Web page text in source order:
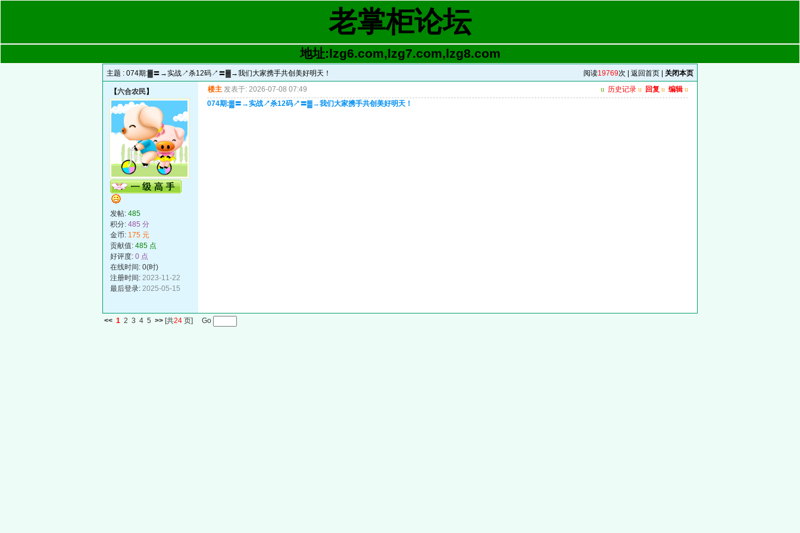
老掌柜论坛
地址:lzg6.com,lzg7.com,lzg8.com
主题 : 074期:▓〓→实战↗杀12码↗〓▓→我们大家携手共创美好明天！ 阅读19769次 | 返回首页 关闭本页
【六合农民】
发帖: 485
积分: 485 分
金币: 175 元
贡献值: 485 点
好评度: 0 点
在线时间: 0(时)
注册时间: 2023-11-22
最后登录: 2025-05-15
楼主 发表于: 2026-07-08 07:49 u 历史记录 u 回复 u 编辑 u
074期:▓〓→实战↗杀12码↗〓▓→我们大家携手共创美好明天！
<< 1 2 3 4 5 >> [共24 页] Go